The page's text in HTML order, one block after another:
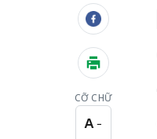
CỠ CHỮ
A −
Cỡ chữ nhỏ